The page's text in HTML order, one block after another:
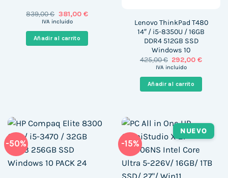
839,00€ El
precio
era:
839,00 €.
381,00 €El
es:
IVA incluido
Añadir al carrito
Lenovo ThinkPad T480
14″ / i5-8350U / 16GB
DDR4 512GB SSD
Windows 10
425,00€ El
precio
era:
425,00 €.
292,00€El
es:
IVA incluido
Añadir al carrito
-50% -15%
NUEVO